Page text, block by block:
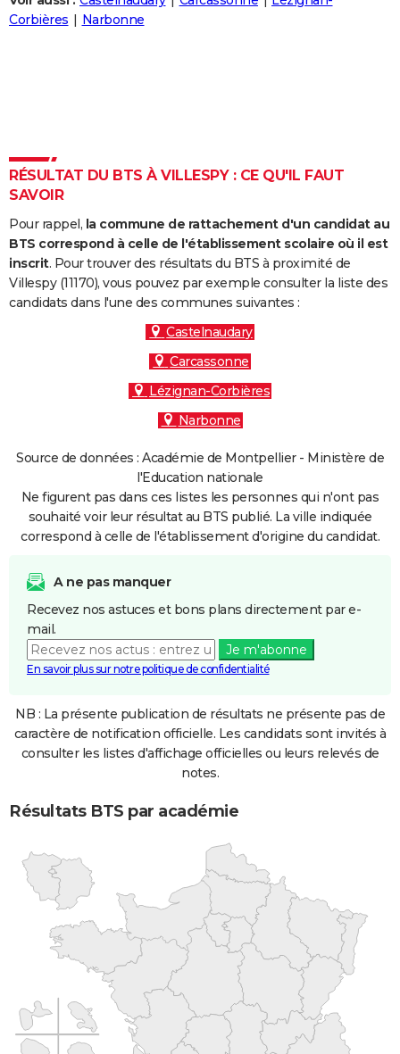
Destinations
City break
Voyage nature
Voyage de noces
Forum
Climat
+
PHOTO
Carte de Noël
Carte Bonne année
Carte Saint-Valentin
Carte Pâques
Carte d'anniversaire
DICTIONNAIRE
Dictionnaire
Biographies
Citations
Expressions
Proverbes
PROGRAMME TV
COPAINS D'AVANT
S'inscrire
Se connecter
Lycées
Collèges
Primaires
Universités
Entreprises
Service militaire
Avis de recherche
AVIS DE DÉCÈS
FORUM
Corbières
Narbonne
RÉSULTAT DU BTS À VILLESPY : CE QU'IL FAUT
SAVOIR
Pour rappel, la commune de rattachement d'un candidat au
BTS correspond à celle de l'établissement scolaire où il est
inscrit. Pour trouver des résultats du BTS à proximité de
Villespy (11170), vous pouvez par exemple consulter la liste des
candidats dans l'une des communes suivantes :
Castelnaudary
Carcassonne
Lézignan-Corbières
Narbonne
Source de données : Académie de Montpellier - Ministère de
l'Education nationale
Ne figurent pas dans ces listes les personnes qui n'ont pas
souhaité voir leur résultat au BTS publié. La ville indiquée
correspond à celle de l'établissement d'origine du candidat.
A ne pas manquer
Recevez nos astuces et bons plans directement par e-
mail.
Je m'abonne
En savoir plus sur notre politique de confidentialité
NB : La présente publication de résultats ne présente pas de
caractère de notification officielle. Les candidats sont invités à
consulter les listes d'affichage officielles ou leurs relevés de
notes.
Résultats BTS par académie